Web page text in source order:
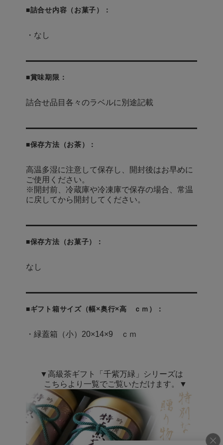
■詰合せ内容（お菓子）：
・なし
■賞味期限：
詰合せ品目各々のラベルに別途記載
■保存方法（お茶）：
高温多湿に注意して保存し、開封後はお早めに
ご使用ください。
※開封前、冷蔵庫や冷凍庫で保存の場合、常温
に戻してから開封してください。
■保存方法（お菓子）：
なし
■ギフト箱サイズ（幅×奥行×高 ｃｍ）：
・緑蓋箱（小）20×14×9 ｃｍ
▼高級茶ギフト「千紫万緑」シリーズは
こちらより一覧でご覧いただけます。▼